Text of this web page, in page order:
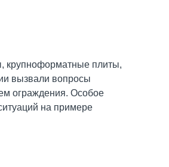
крупноформатные плиты,
вызвали вопросы
ограждения. Особое
на примере